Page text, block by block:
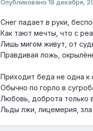
Опубликовано 19 декабря,
Снег падает в руки,
Как тают мечты, что с
Лишь мигом живут, от
Правдивая ложь,
Приходит беда не одна к
Обычно по горло в
Любовь, доброта только
Льды лжи, лицемерия,